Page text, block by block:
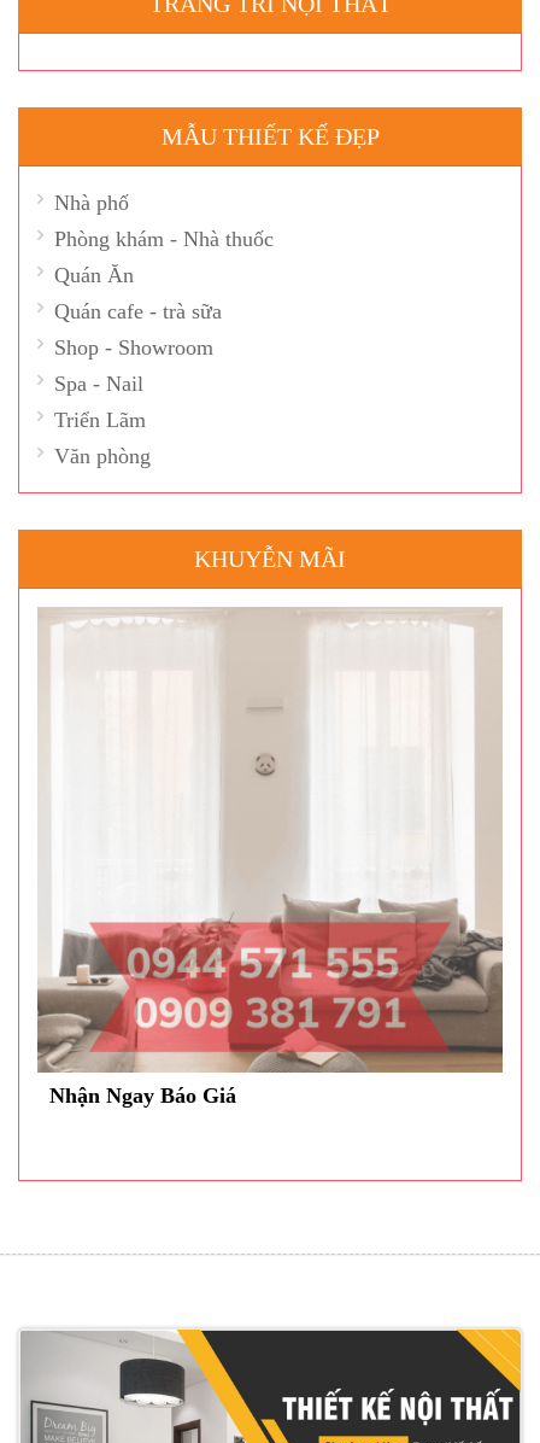
MẪU THIẾT KẾ ĐẸP
Nhà phố
Phòng khám - Nhà thuốc
Quán Ăn
Quán cafe - trà sữa
Shop - Showroom
Spa - Nail
Triển Lãm
Văn phòng
KHUYỄN MÃI
Nhận Ngay Báo Giá